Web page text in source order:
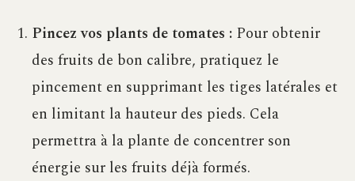
Pincez vos plants de tomates : Pour obtenir
des fruits de bon calibre, pratiquez le
pincement en supprimant les tiges latérales et
en limitant la hauteur des pieds. Cela
permettra à la plante de concentrer son
énergie sur les fruits déjà formés.